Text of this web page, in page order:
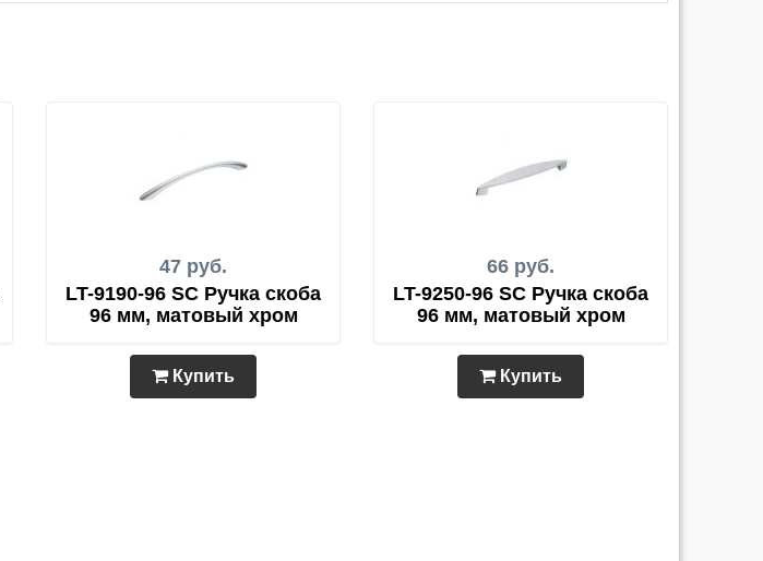
47 руб.
LT-9190-96 SC Ручка скоба
96 мм, матовый хром
Купить
66 руб.
LT-9250-96 SC Ручка скоба
96 мм, матовый хром
Купить